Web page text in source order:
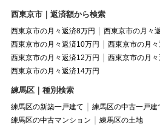
西東京市｜返済額から検索
西東京市の月々返済8万円
西東京市の月々
西東京市の月々返済10万円
西東京市の月
西東京市の月々返済12万円
西東京市の月
西東京市の月々返済14万円
練馬区｜種別検索
練馬区の新築一戸建て
練馬区の中古一戸建
練馬区の中古マンション
練馬区の土地